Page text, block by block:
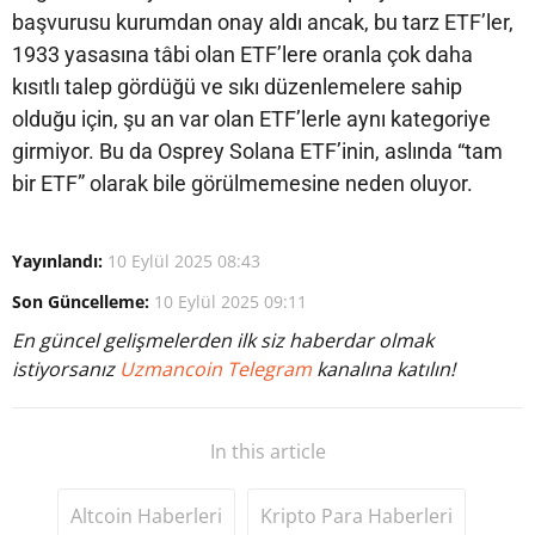
başvurusu kurumdan onay aldı ancak, bu tarz ETF’ler,
1933 yasasına tâbi olan ETF’lere oranla çok daha
kısıtlı talep gördüğü ve sıkı düzenlemelere sahip
olduğu için, şu an var olan ETF’lerle aynı kategoriye
girmiyor. Bu da Osprey Solana ETF’inin, aslında “tam
bir ETF” olarak bile görülmemesine neden oluyor.
Yayınlandı: 10 Eylül 2025 08:43
Son Güncelleme: 10 Eylül 2025 09:11
En güncel gelişmelerden ilk siz haberdar olmak
istiyorsanız Uzmancoin Telegram kanalına katılın!
In this article
Altcoin Haberleri Kripto Para Haberleri